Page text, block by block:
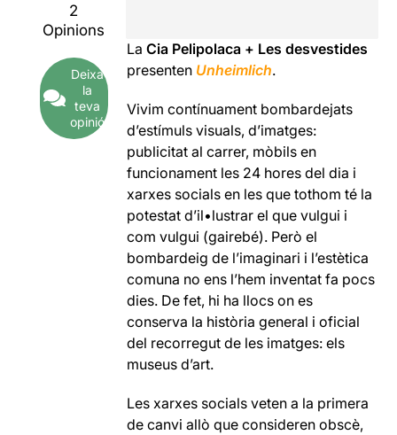
2
Opinions
Deixa
la
teva
opinió
LaCia Pelipolaca + Les desvestides
presenten Unheimlich.
Vivim contínuament bombardejats
d’estímuls visuals, d’imatges:
publicitat al carrer, mòbils en
funcionament les 24 hores del dia i
xarxes socials en les que tothom té la
potestat d’il•lustrar el que vulgui i
com vulgui (gairebé). Però el
bombardeig de l’imaginari i l’estètica
comuna no ens l’hem inventat fa pocs
dies. De fet, hi ha llocs on es
conserva la història general i oficial
del recorregut de les imatges: els
museus d’art.
Les xarxes socials veten a la primera
de canvi allò que consideren obscè,